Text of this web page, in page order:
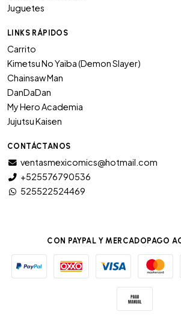
Juguetes
LINKS RÁPIDOS
Carrito
Kimetsu No Yaiba (Demon Slayer)
Chainsaw Man
DanDaDan
My Hero Academia
Jujutsu Kaisen
CONTÁCTANOS
ventasmexicomics@hotmail.com
+525576790536
525522524469
CON PAYPAL Y MERCADOPAGO